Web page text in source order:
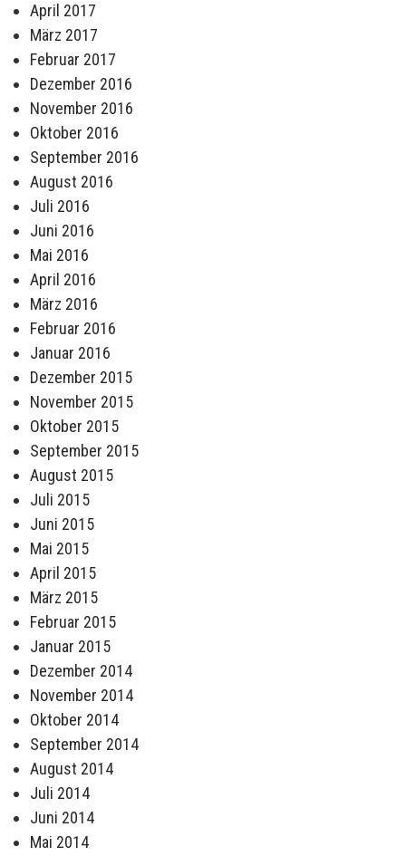
April 2017
März 2017
Februar 2017
Dezember 2016
November 2016
Oktober 2016
September 2016
August 2016
Juli 2016
Juni 2016
Mai 2016
April 2016
März 2016
Februar 2016
Januar 2016
Dezember 2015
November 2015
Oktober 2015
September 2015
August 2015
Juli 2015
Juni 2015
Mai 2015
April 2015
März 2015
Februar 2015
Januar 2015
Dezember 2014
November 2014
Oktober 2014
September 2014
August 2014
Juli 2014
Juni 2014
Mai 2014